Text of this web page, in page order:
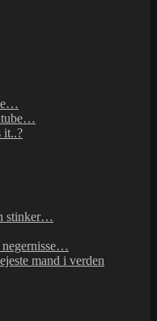
it..?
stinker…
negernisse…
mand i verden